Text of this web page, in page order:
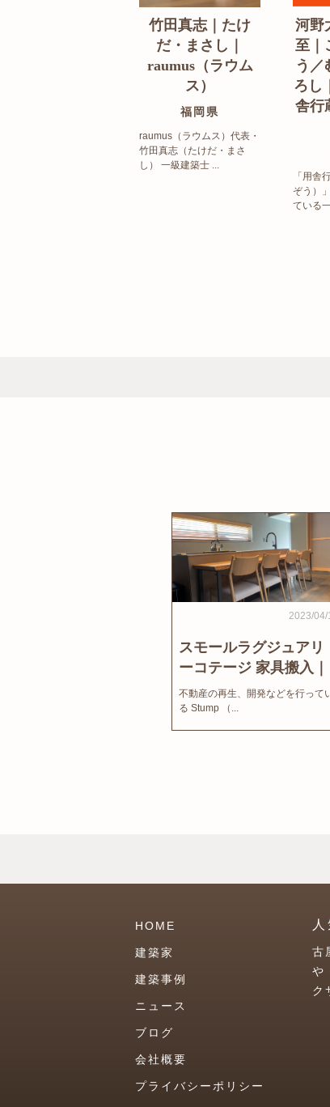
竹田真志｜たけ
だ・まさし｜
raumus（ラウム
ス）
福岡県
raumus（ラウムス）代表・
竹田真志（たけだ・まさ
し） 一級建築士 ...
河野
至｜
う／
ろし
舎行
「用舎
ぞう）
ている
2023/04/
スモールラグジュアリ
ーコテージ 家具搬入｜
家結びNews
不動産の再生、開発などを行って
る Stump （...
HOME
建築家
建築事例
ニュース
ブログ
会社概要
プライバシーポリシー
古
や
ク